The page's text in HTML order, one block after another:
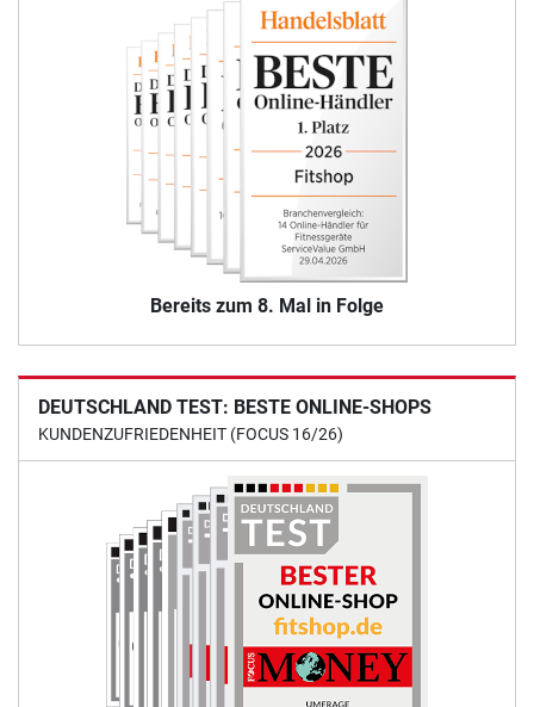
Bereits zum 8. Mal in Folge
DEUTSCHLAND TEST: BESTE ONLINE-SHOPS
KUNDENZUFRIEDENHEIT (FOCUS 16/26)